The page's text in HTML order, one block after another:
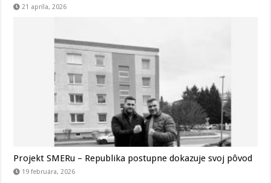
21 apríla, 2026
Projekt SMERu – Republika postupne dokazuje svoj pôvod
19 februára, 2026